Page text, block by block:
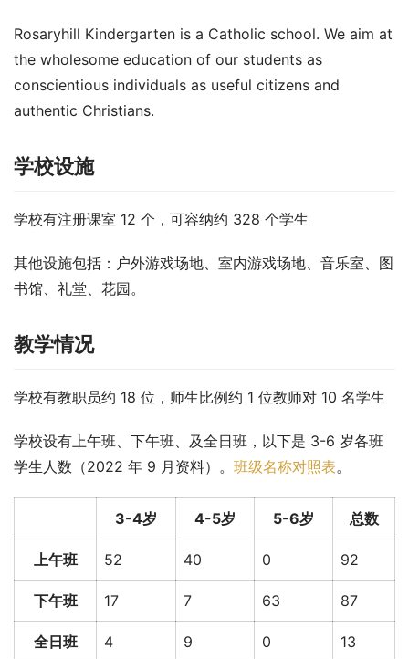
Rosaryhill Kindergarten is a Catholic school. We aim at
the wholesome education of our students as
conscientious individuals as useful citizens and
authentic Christians.
学校设施
学校有注册课室 12 个，可容纳约 328 个学生
其他设施包括：户外游戏场地、室内游戏场地、音乐室、图
书馆、礼堂、花园。
教学情况
学校有教职员约 18 位，师生比例约 1 位教师对 10 名学生
学校设有上午班、下午班、及全日班，以下是 3-6 岁各班
学生人数（2022 年 9 月资料）。 班级名称对照表。
3-4岁 4-5岁 5-6岁 总数
上午班 52 40 0 92
下午班 17 7 63 87
全日班 4 9 0 13